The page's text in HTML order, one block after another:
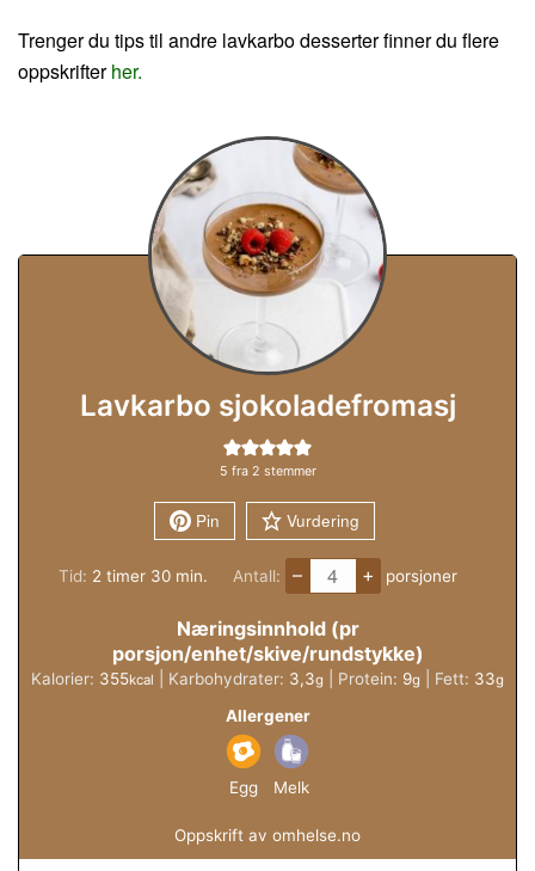
Trenger du tips til andre lavkarbo desserter finner du flere
oppskrifterher.
Lavkarbo sjokoladefromasj
5 fra 2 stemmer
Pin Vurdering
Tid: 2 timer
timer 30minutter
min. Antall: – + porsjoner
Næringsinnhold (pr
porsjon/enhet/skive/rundstykke)
Kalorier: 355kcal Karbohydrater: 3,3g Protein: 9g Fett: 33g
Allergener
Egg Melk
Oppskrift av omhelse.no